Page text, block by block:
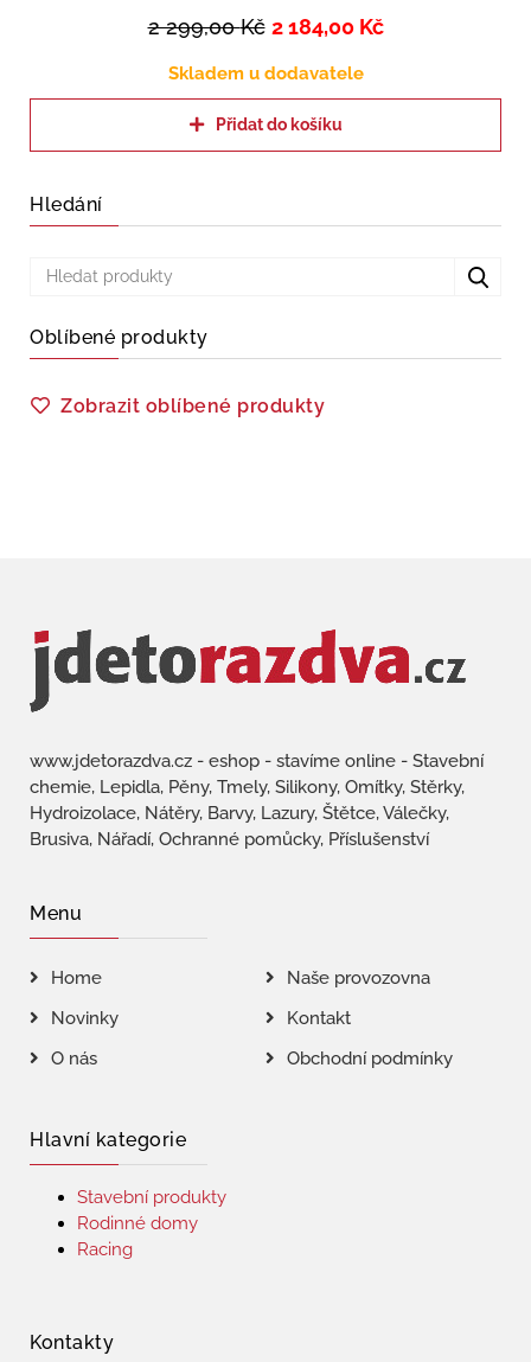
2 299,00Kč 2 184,00 Kč
Skladem u dodavatele
Přidat do košíku
Hledání
Oblíbené produkty
Zobrazit oblíbené produkty
www.jdetorazdva.cz - eshop - stavíme online - Stavební
chemie, Lepidla, Pěny, Tmely, Silikony, Omítky, Stěrky,
Hydroizolace, Nátěry, Barvy, Lazury, Štětce, Válečky,
Brusiva, Nářadí, Ochranné pomůcky, Příslušenství
Menu
Home
Naše provozovna
Novinky
Kontakt
O nás
Obchodní podmínky
Hlavní kategorie
Stavební produkty
Rodinné domy
Racing
Kontakty